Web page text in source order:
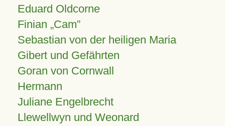
Eduard Oldcorne
Finian Cam
Sebastian von der heiligen Maria
Gibert und Gefährten
Goran von Cornwall
Hermann
Juliane Engelbrecht
Llewellwyn und Weonard